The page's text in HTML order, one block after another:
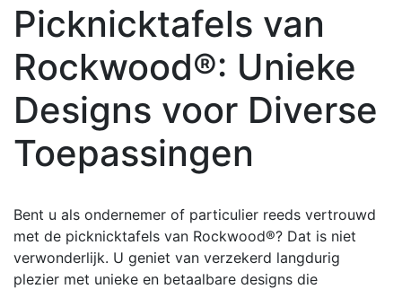
Picknicktafels van
Rockwood®: Unieke
Designs voor Diverse
Toepassingen
Bent u als ondernemer of particulier reeds vertrouwd
met de picknicktafels van Rockwood®? Dat is niet
verwonderlijk. U geniet van verzekerd langdurig
plezier met unieke en betaalbare designs die